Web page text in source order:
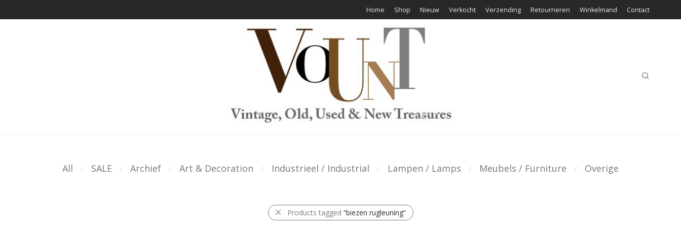
Home Shop Nieuw Verkocht Verzending Retourneren Winkelmand Contact
All ⁄ SALE ⁄ Archief ⁄ Art & Decoration ⁄ Industrieel / Industrial ⁄ Lampen / Lamps ⁄ Meubels / Furniture ⁄ Overige
Products tagged “biezen rugleuning”